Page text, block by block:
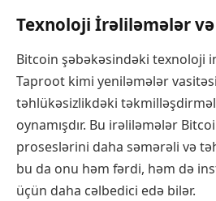
Texnoloji İrəliləmələr
Bitcoin şəbəkəsindəki texnoloji
Taproot kimi yeniləmələr
təhlükəsizlikdəki
oynamışdır. Bu irəliləmələr
proseslərini daha səmərəli və
bu da onu həm fərdi, həm də
üçün daha cəlbedici edə bilər.